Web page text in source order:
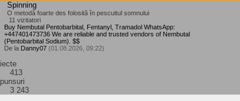
Spinning
O metodă foarte des folosită în pescuitul somnului
11 vizitatori
Buy Nembutal Pentobarbital, Fentanyl, Tramadol WhatsApp:
+447401473736 We are reliable and trusted vendors of Nembutal
(Pentobarbital Sodium). $$
De la Danny07 (01.08.2026, 09:22)
413
3 243